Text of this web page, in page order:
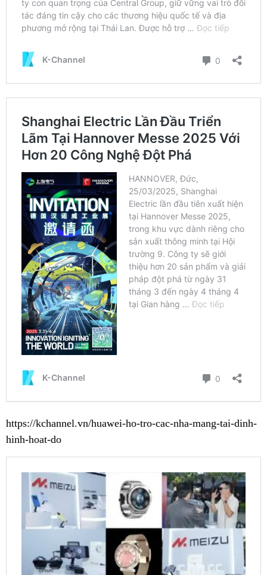
https://kchannel.vn/huawei-ho-tro-cac-nha-mang-tai-dinh-
hinh-hoat-do